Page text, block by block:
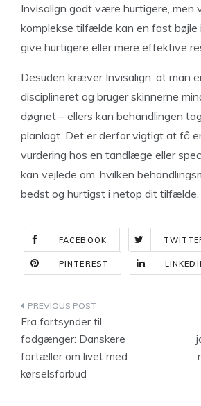
Invisalign godt være hurtigere, men
komplekse tilfælde kan en fast
give hurtigere eller mere effektive
Desuden kræver Invisalign, at man
disciplineret og bruger skinnerne
døgnet – ellers kan behandlingen
planlagt. Det er derfor vigtigt at få
vurdering hos en tandlæge eller
kan vejlede om, hvilken
bedst og hurtigst i netop dit tilfælde.
FACEBOOK
PINTEREST
Indlægsnavigation
Fra fartsynder til
fodgænger: Danskere
fortæller om livet med
kørselsforbud